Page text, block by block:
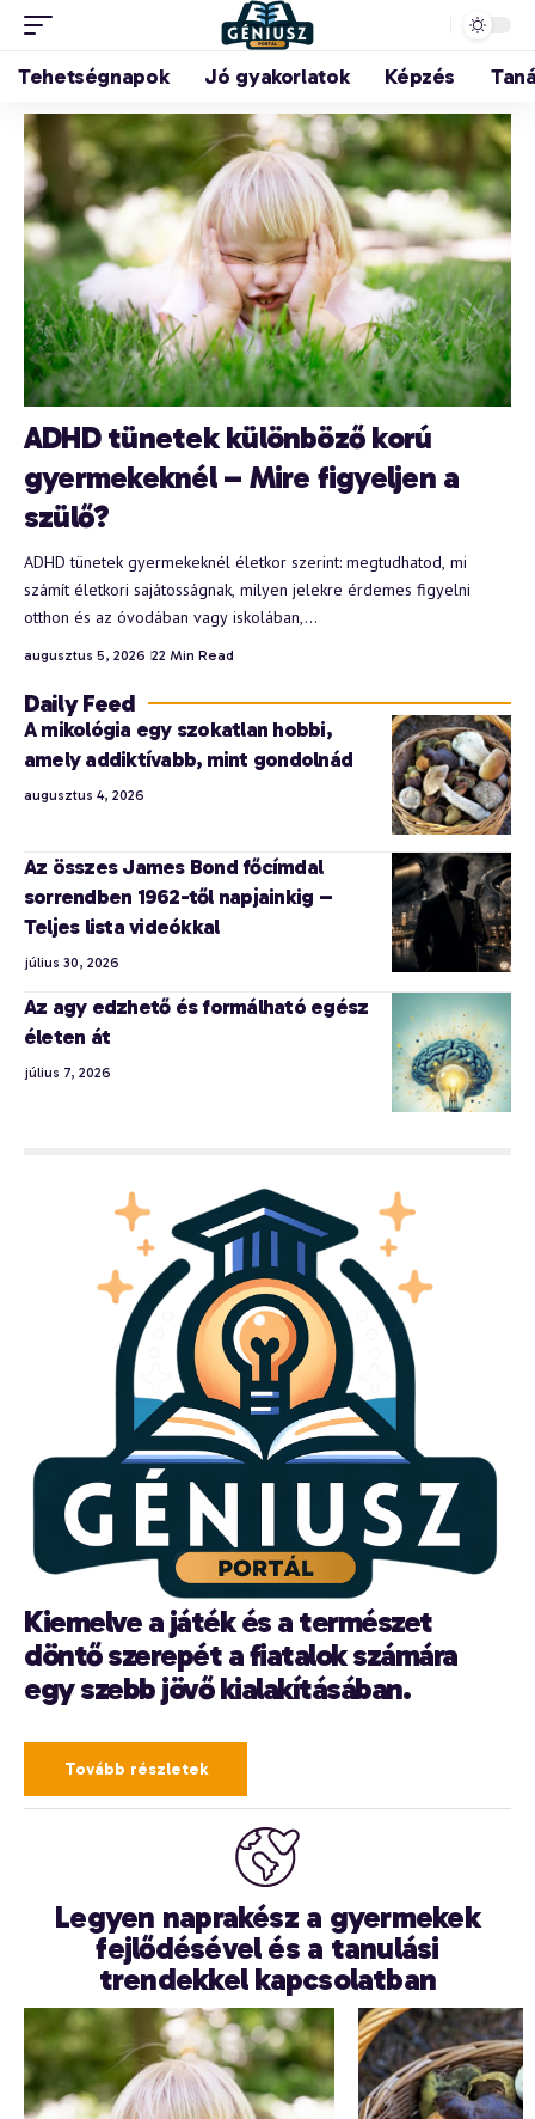
Tehetségnapok Jó gyakorlatok Képzés
ADHD tünetek különböző korú
gyermekeknél – Mire figyeljen a
szülő?
ADHD tünetek gyermekeknél életkor szerint: megtudhatod, mi
számít életkori sajátosságnak, milyen jelekre érdemes figyelni
otthon és az óvodában vagy iskolában,…
augusztus 5, 2026 22 Min Read
Daily Feed
A mikológia egy szokatlan hobbi,
amely addiktívabb, mint gondolnád
augusztus 4, 2026
Az összes James Bond főcímdal
sorrendben 1962-től napjainkig –
Teljes lista videókkal
július 30, 2026
Az agy edzhető és formálható egész
életen át
július 7, 2026
Kiemelve a játék és a természet
döntő szerepét a fiatalok számára
egy szebb jövő kialakításában.
Tovább részletek
Legyen naprakész a gyermekek
fejlődésével és a tanulási
trendekkel kapcsolatban